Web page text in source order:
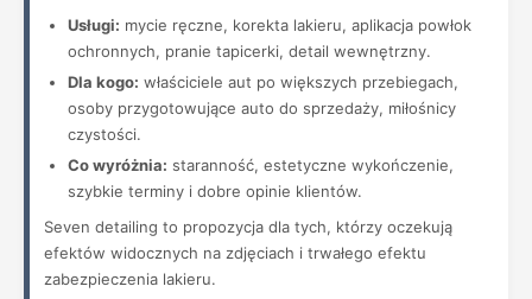
Usługi: mycie ręczne, korekta lakieru, aplikacja powłok
ochronnych, pranie tapicerki, detail wewnętrzny.
Dla kogo: właściciele aut po większych przebiegach,
osoby przygotowujące auto do sprzedaży, miłośnicy
czystości.
Co wyróżnia: staranność, estetyczne wykończenie,
szybkie terminy i dobre opinie klientów.
Seven detailing to propozycja dla tych, którzy oczekują
efektów widocznych na zdjęciach i trwałego efektu
zabezpieczenia lakieru.